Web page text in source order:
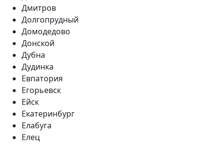
Дмитров
Долгопрудный
Домодедово
Донской
Дубна
Дудинка
Евпатория
Егорьевск
Ейск
Екатеринбург
Елабуга
Елец